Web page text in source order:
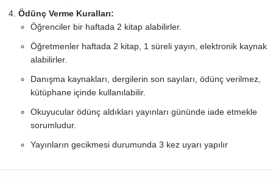
Ödünç Verme Kuralları:
Öğrenciler bir haftada 2 kitap alabilirler.
Öğretmenler haftada 2 kitap, 1 süreli yayın, elektronik kaynak
alabilirler.
Danışma kaynakları, dergilerin son sayıları, ödünç verilmez,
kütüphane içinde kullanılabilir.
Okuyucular ödünç aldıkları yayınları gününde iade etmekle
sorumludur.
Yayınların gecikmesi durumunda 3 kez uyarı yapılır